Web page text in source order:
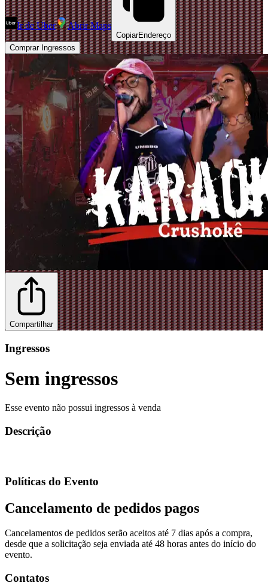
Ir de Uber Abrir Maps
CopiarEndereço
Comprar Ingressos
Compartilhar
Ingressos
Sem ingressos
Esse evento não possui ingressos à venda
Descrição
Políticas do Evento
Cancelamento de pedidos pagos
Cancelamentos de pedidos serão aceitos até 7 dias após a compra,
desde que a solicitação seja enviada até 48 horas antes do início do
evento.
Contatos